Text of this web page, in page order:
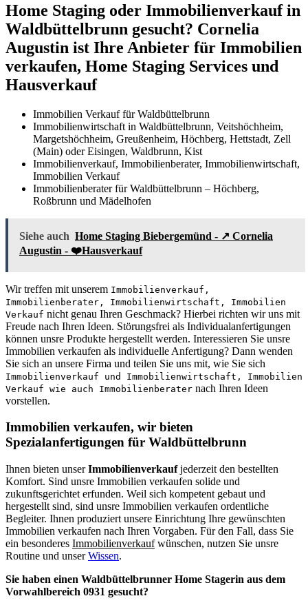
Home Staging oder Immobilienverkauf in
Waldbüttelbrunn gesucht? Cornelia
Augustin ist Ihre Anbieter für Immobilien
verkaufen, Home Staging Services und
Hausverkauf
Immobilien Verkauf für Waldbüttelbrunn
Immobilienwirtschaft in Waldbüttelbrunn, Veitshöchheim,
Margetshöchheim, Greußenheim, Höchberg, Hettstadt, Zell
(Main) oder Eisingen, Waldbrunn, Kist
Immobilienverkauf, Immobilienberater, Immobilienwirtschaft,
Immobilien Verkauf
Immobilienberater für Waldbüttelbrunn – Höchberg,
Roßbrunn und Mädelhofen
Siehe auch Home Staging Biebergemünd - ↗️ Cornelia
Augustin - ❤️Hausverkauf
Wir treffen mit unserem Immobilienverkauf,
Immobilienberater, Immobilienwirtschaft, Immobilien
Verkauf nicht genau Ihren Geschmack? Hierbei richten wir uns mit
Freude nach Ihren Ideen. Störungsfrei als Individualanfertigungen
können unsre Produkte hergestellt werden. Interessieren Sie unsre
Immobilien verkaufen als individuelle Anfertigung? Dann wenden
Sie sich an unsere Firma und teilen Sie uns mit, wie Sie sich
Immobilienverkauf und Immobilienwirtschaft, Immobilien
Verkauf wie auch Immobilienberater nach Ihren Ideen
vorstellen.
Immobilien verkaufen, wir bieten
Spezialanfertigungen für Waldbüttelbrunn
Ihnen bieten unserImmobilienverkaufjederzeit den bestellten
Komfort. Sind unsre Immobilien verkaufen solide und
zukunftsgerichtet erfunden. Weil sich kompetent gebaut und
hergestellt sind, sind unsre Immobilien verkaufen ordentliche
Begleiter. Ihnen produziert unsere Einrichtung Ihre gewünschten
Immobilien verkaufen nach Ihren Vorgaben. Für den Fall, dass Sie
ein besonderes Immobilienverkaufwünschen, nutzen Sie unsre
Routine und unserWissen.
Sie haben einen Waldbüttelbrunner Home Stagerin aus dem
Vorwahlbereich 0931 gesucht?